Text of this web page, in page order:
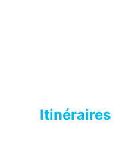
Itinéraires